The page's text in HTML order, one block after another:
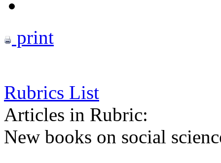
print
Rubrics List
Articles in Rubric:
New books on social